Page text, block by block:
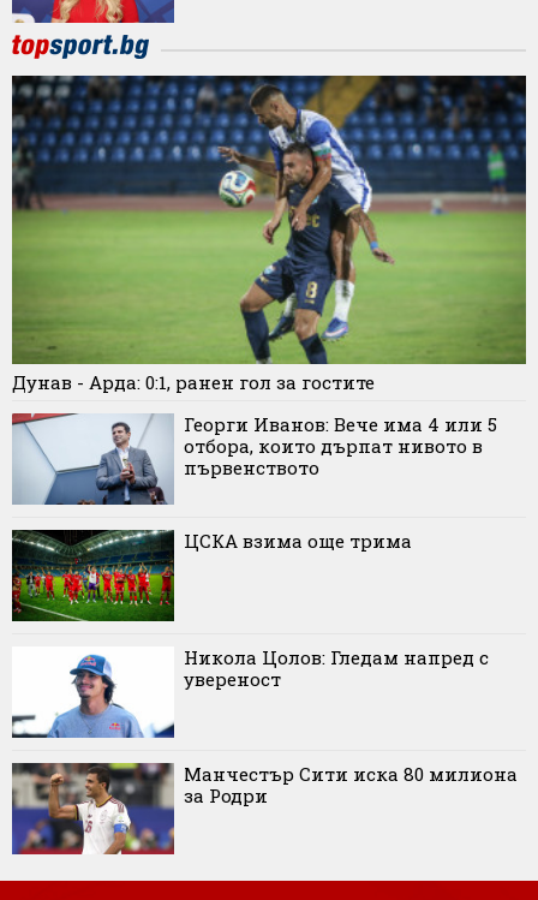
Дунав - Арда: 0:1, ранен гол за гостите
Георги Иванов: Вече има 4 или 5
отбора, които дърпат нивото в
първенството
ЦСКА взима още трима
Никола Цолов: Гледам напред с
увереност
Манчестър Сити иска 80 милиона
за Родри